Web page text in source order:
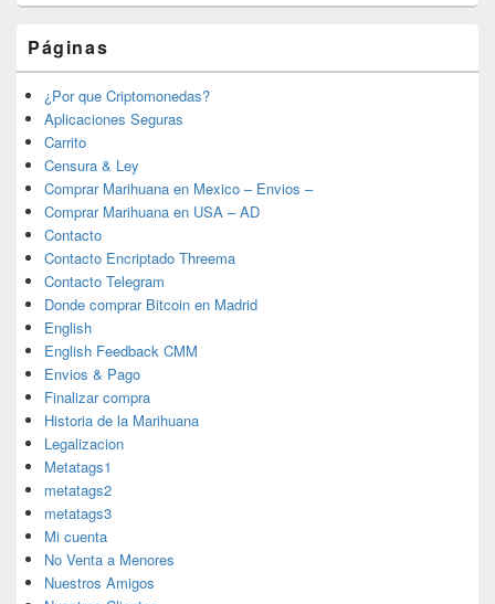
Páginas
¿Por que Criptomonedas?
Aplicaciones Seguras
Carrito
Censura & Ley
Comprar Marihuana en Mexico – Envios –
Comprar Marihuana en USA – AD
Contacto
Contacto Encriptado Threema
Contacto Telegram
Donde comprar Bitcoin en Madrid
English
English Feedback CMM
Envios & Pago
Finalizar compra
Historia de la Marihuana
Legalizacion
Metatags1
metatags2
metatags3
Mi cuenta
No Venta a Menores
Nuestros Amigos